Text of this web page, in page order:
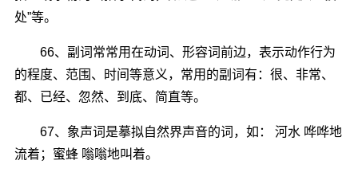
处”等。
66、副词常常用在动词、形容词前边，表示动作行为
的程度、范围、时间等意义，常用的副词有：很、非常、
都、已经、忽然、到底、简直等。
67、象声词是摹拟自然界声音的词，如： 河水 哗哗地
流着；蜜蜂 嗡嗡地叫着。